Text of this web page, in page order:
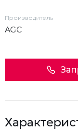
Производитель
AGC